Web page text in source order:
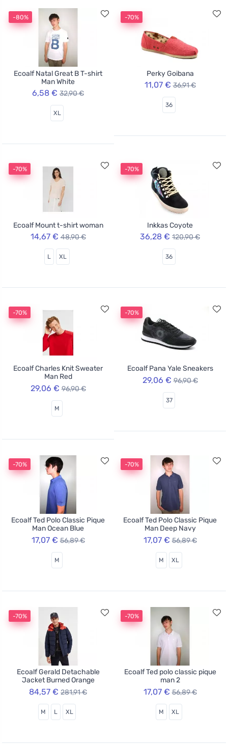
-80%
Ecoalf Natal Great B T-shirt
Man White
6,58 € 32,90 €
XL
-70%
Perky Goibana
11,07 € 36,91 €
36
-70%
Ecoalf Mount t-shirt woman
14,67 € 48,90 €
L XL
-70%
Inkkas Coyote
36,28 € 120,90 €
36
-70%
Ecoalf Charles Knit Sweater
Man Red
29,06 € 96,90 €
M
-70%
Ecoalf Pana Yale Sneakers
29,06 € 96,90 €
37
-70%
Ecoalf Ted Polo Classic Pique
Man Ocean Blue
17,07 € 56,89 €
M
-70%
Ecoalf Ted Polo Classic Pique
Man Deep Navy
17,07 € 56,89 €
M XL
-70%
Ecoalf Gerald Detachable
Jacket Burned Orange
84,57 € 281,91 €
M L XL
-70%
Ecoalf Ted polo classic pique
man 2
17,07 € 56,89 €
M XL